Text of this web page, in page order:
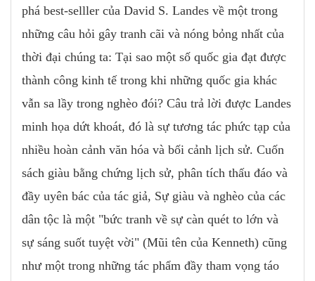
phá best-selller của David S. Landes về một trong
những câu hỏi gây tranh cãi và nóng bỏng nhất của
thời đại chúng ta: Tại sao một số quốc gia đạt được
thành công kinh tế trong khi những quốc gia khác
vẫn sa lầy trong nghèo đói? Câu trả lời được Landes
minh họa dứt khoát, đó là sự tương tác phức tạp của
nhiều hoàn cảnh văn hóa và bối cảnh lịch sử. Cuốn
sách giàu bằng chứng lịch sử, phân tích thấu đáo và
đầy uyên bác của tác giả, Sự giàu và nghèo của các
dân tộc là một "bức tranh về sự càn quét to lớn và
sự sáng suốt tuyệt vời" (Mũi tên của Kenneth) cũng
như một trong những tác phẩm đầy tham vọng táo